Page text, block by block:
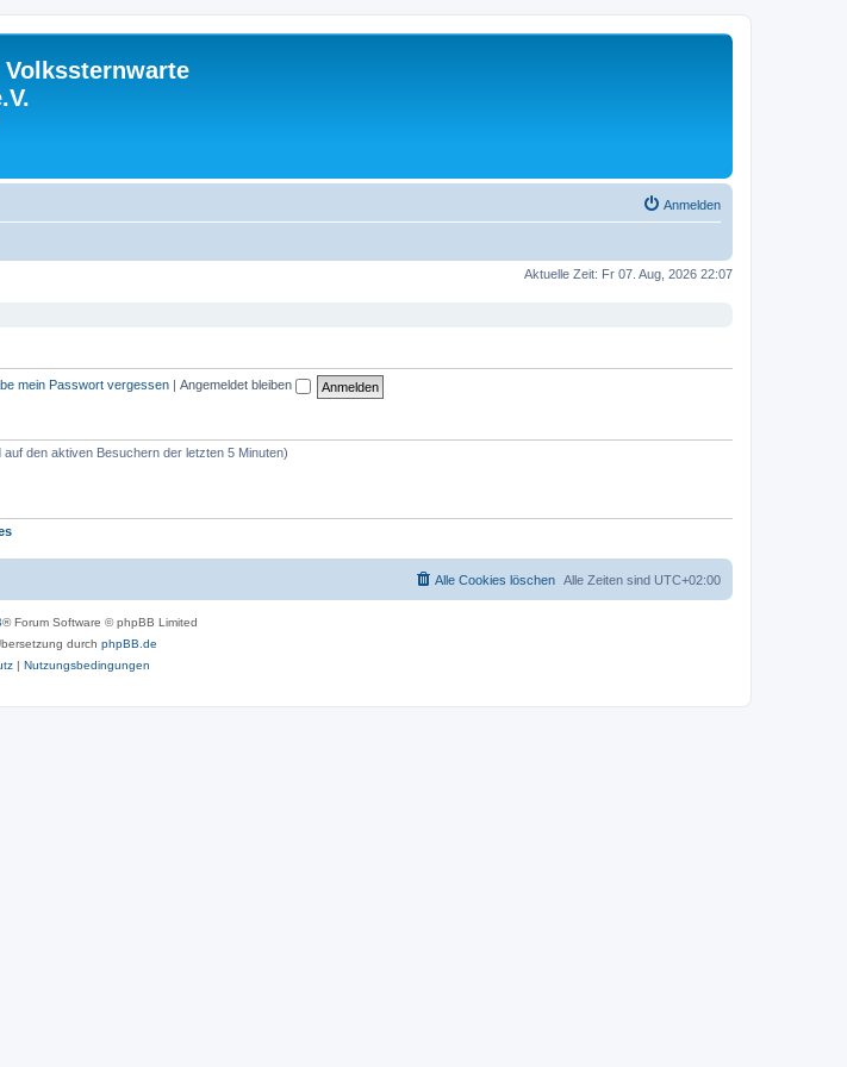
Volkssternwarte
Anmelden
Aktuelle Zeit: Fr 07. Aug, 2026 22:07
mein Passwort vergessen Angemeldet bleiben
den aktiven Besuchern der letzten 5 Minuten)
Alle Zeiten sind UTC+02:00
Alle Cookies löschen
® Forum Software © phpBB Limited
durch phpBB.de
| Nutzungsbedingungen